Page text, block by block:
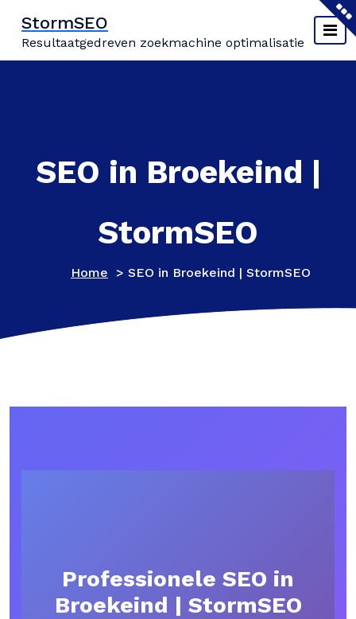
inhoud
springen
StormSEO
Resultaatgedreven zoekmachine optimalisatie
SEO in Broekeind |
StormSEO
Home > SEO in Broekeind | StormSEO
Professionele SEO in
Broekeind | StormSEO